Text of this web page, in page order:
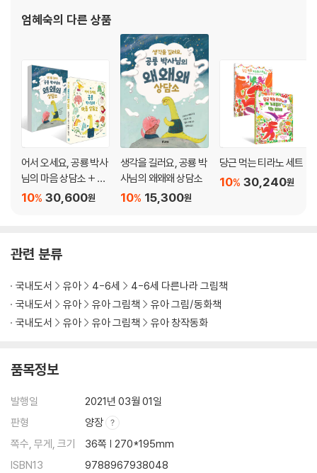
웨터』 등의 그림책과 미야자와
엄혜숙의 다른 상품
어서 오세요, 공룡 박사
님의 마음 상담소 + 생
각을 길러요, 공룡 박사
30,600원
10%
생각을 길러요, 공룡 박
사님의 왜왜왜 상담소
15,300원
10%
당근 먹는 티라노 세트
30,240원
10%
관련 분류
국내도서 유아 4-6세
4-6세 다른나라 그림책
국내도서
유아 유아 그림책
유아 그림/동화책
국내도서
유아 유아 그림책 유아 창작동화
품목정보
발행일
2021년 03월 01일
판형
양장
쪽수, 무게, 크기
36쪽 | 270*195mm
ISBN13
9788967938048